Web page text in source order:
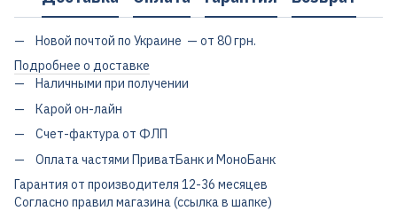
Новой почтой по Украине — от 80 грн.
Подробнее о доставке
Наличными при получении
Карой он-лайн
Счет-фактура от ФЛП
Оплата частями ПриватБанк и МоноБанк
Гарантия от производителя 12-36 месяцев
Согласно правил магазина (ссылка в шапке)